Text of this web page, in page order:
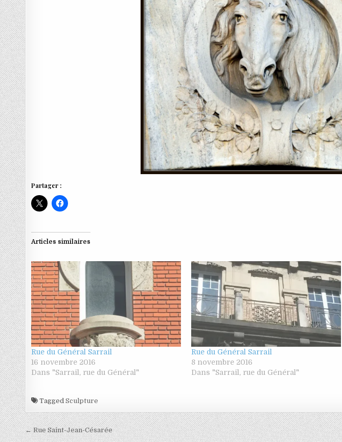
Partager :
Articles similaires
Rue du Général Sarrail
16 novembre 2016
Dans "Sarrail, rue du Général"
Rue du Général Sarrail
8 novembre 2016
Dans "Sarrail, rue du Général"
TaggedSculpture
Navigation de l’article
← Rue Saint-Jean-Césarée